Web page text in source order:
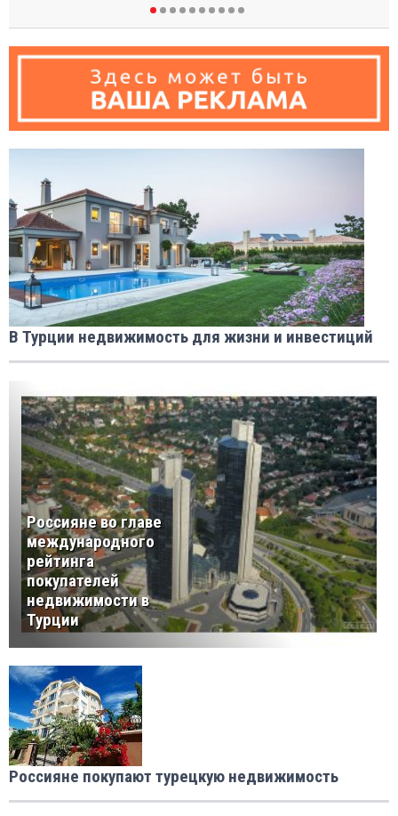
В Турции недвижимость для жизни и инвестиций
Россияне во главе
международного
рейтинга
покупателей
недвижимости в
Турции
Россияне покупают турецкую недвижимость